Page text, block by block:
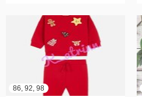
86, 92, 98